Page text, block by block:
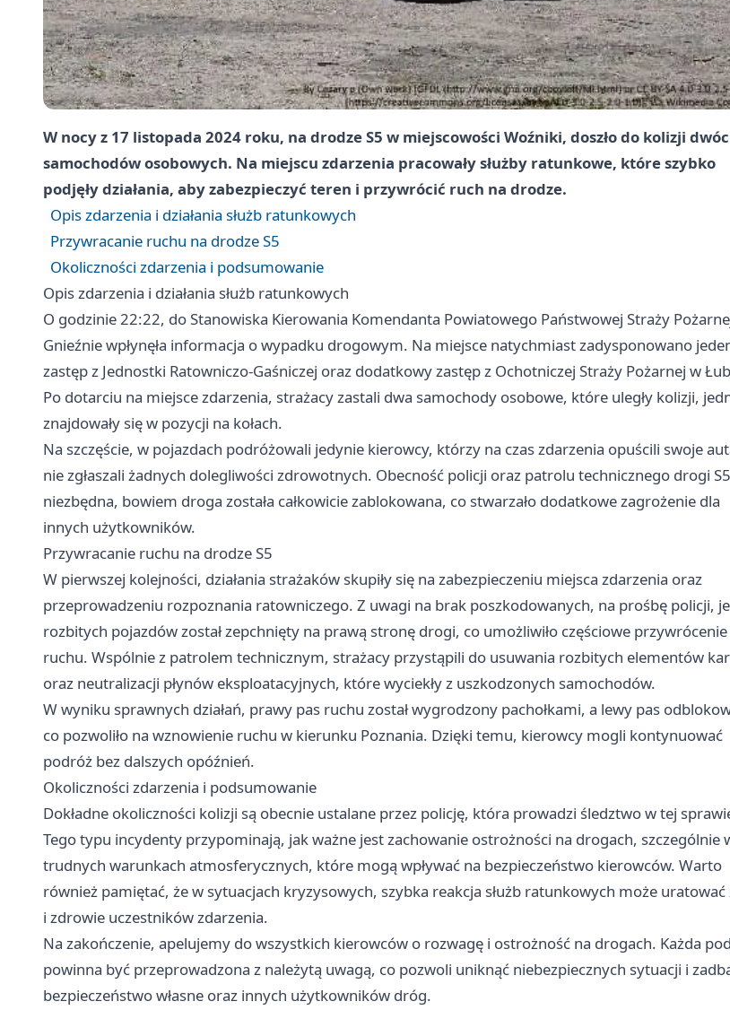
W nocy z 17 listopada 2024 roku, na drodze S5 w miejscowości Woźniki, doszło do kolizji
samochodów osobowych. Na miejscu zdarzenia pracowały służby ratunkowe, które szybko
podjęły działania, aby zabezpieczyć teren i przywrócić ruch na drodze.
Opis zdarzenia i działania służb ratunkowych
Przywracanie ruchu na drodze S5
Okoliczności zdarzenia i podsumowanie
Opis zdarzenia i działania służb ratunkowych
O godzinie 22:22, do Stanowiska Kierowania Komendanta Powiatowego Państwowej Straży
Gnieźnie wpłynęła informacja o wypadku drogowym. Na miejsce natychmiast zadysponowano
zastęp z Jednostki Ratowniczo-Gaśniczej oraz dodatkowy zastęp z Ochotniczej Straży Pożarnej w
Po dotarciu na miejsce zdarzenia, strażacy zastali dwa samochody osobowe, które uległy kolizji,
znajdowały się w pozycji na kołach.
Na szczęście, w pojazdach podróżowali jedynie kierowcy, którzy na czas zdarzenia opuścili swoje
nie zgłaszali żadnych dolegliwości zdrowotnych. Obecność policji oraz patrolu technicznego drogi S5
niezbędna, bowiem droga została całkowicie zablokowana, co stwarzało dodatkowe zagrożenie dla
innych użytkowników.
Przywracanie ruchu na drodze S5
W pierwszej kolejności, działania strażaków skupiły się na zabezpieczeniu miejsca zdarzenia oraz
przeprowadzeniu rozpoznania ratowniczego. Z uwagi na brak poszkodowanych, na prośbę policji,
rozbitych pojazdów został zepchnięty na prawą stronę drogi, co umożliwiło częściowe przywrócenie
ruchu. Wspólnie z patrolem technicznym, strażacy przystąpili do usuwania rozbitych elementów
oraz neutralizacji płynów eksploatacyjnych, które wyciekły z uszkodzonych samochodów.
W wyniku sprawnych działań, prawy pas ruchu został wygrodzony pachołkami, a lewy pas
co pozwoliło na wznowienie ruchu w kierunku Poznania. Dzięki temu, kierowcy mogli kontynuować
podróż bez dalszych opóźnień.
Okoliczności zdarzenia i podsumowanie
Dokładne okoliczności kolizji są obecnie ustalane przez policję, która prowadzi śledztwo w tej
Tego typu incydenty przypominają, jak ważne jest zachowanie ostrożności na drogach, szczególnie
trudnych warunkach atmosferycznych, które mogą wpływać na bezpieczeństwo kierowców. Warto
również pamiętać, że w sytuacjach kryzysowych, szybka reakcja służb ratunkowych może uratować
i zdrowie uczestników zdarzenia.
Na zakończenie, apelujemy do wszystkich kierowców o rozwagę i ostrożność na drogach. Każda
powinna być przeprowadzona z należytą uwagą, co pozwoli uniknąć niebezpiecznych sytuacji i
bezpieczeństwo własne oraz innych użytkowników dróg.